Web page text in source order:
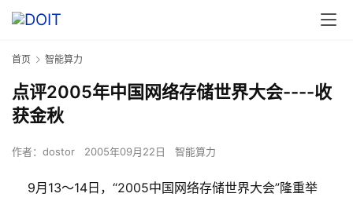
首页 智能算力
点评2005年中国网络存储世界大会----收
获金秋
作者： dostor 2005年09月22日 智能算力
9月13～14日，“2005中国网络存储世界大会”隆重举